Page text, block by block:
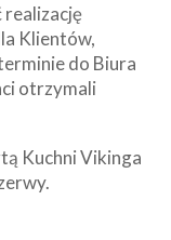
realizację
Klientów,
do Biura
otrzymali
Kuchni Vikinga